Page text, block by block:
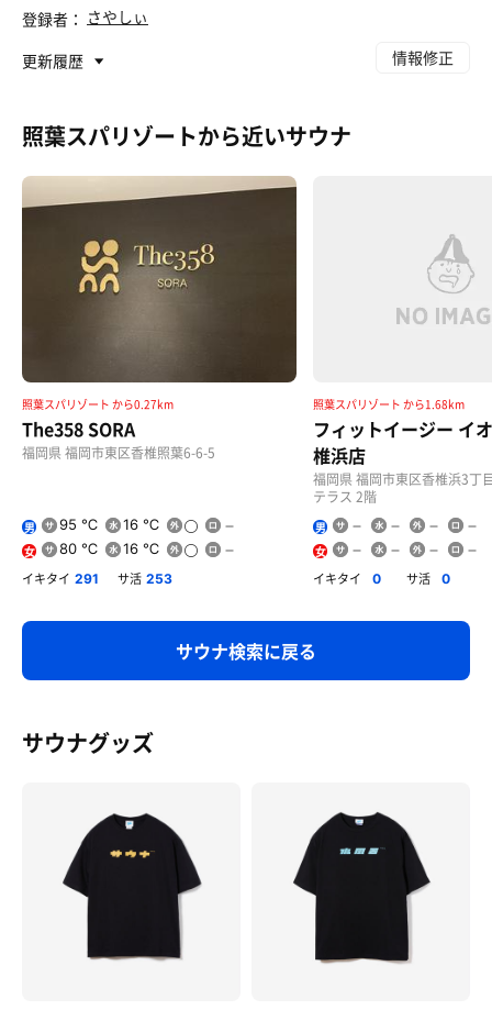
登録者： さやしぃ
更新履歴
情報修正
照葉スパリゾートから近いサウナ
照葉スパリゾート から0.27km
The358 SORA
福岡県 福岡市東区香椎照葉6-6-5
男 95 ℃ 16 ℃
女 80 ℃ 16 ℃
イキタイ 291 サ活 253
照葉スパリゾート から1.68km
フィットイージー イ
椎浜店
福岡県 福岡市東区香椎浜3丁
テラス 2階
男
女
イキタイ 0 サ活 0
サウナ検索に戻る
サウナグッズ